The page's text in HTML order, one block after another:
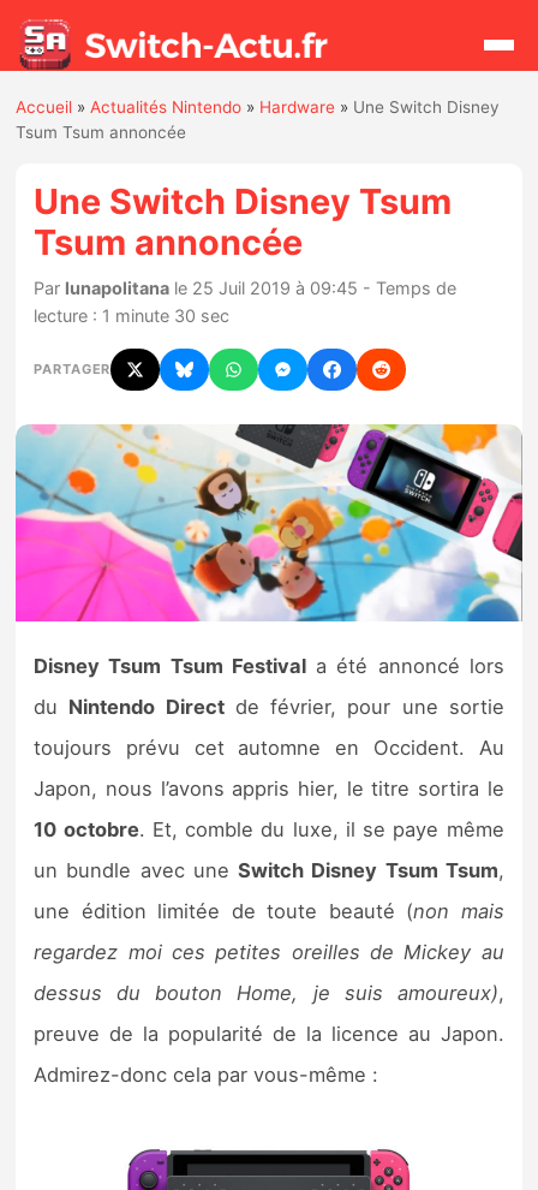
Actualités
Jeux
Hardware
Chiffres de ventes
Rumeurs
Nintendo Direct
Tests et previews
Tests de jeux
Tests d’accessoires
Autres tests
Previews
Précommandes
Précommandes jeux Switch 2
Bons plans
Accueil »Actualités Nintendo » Hardware » Une Switch Disney
Tsum Tsum annoncée
Une Switch Disney Tsum
Tsum annoncée
Par lunapolitana le 25 Juil 2019 à 09:45 - Temps de
lecture : 1 minute 30 sec
PARTAGER
Disney Tsum Tsum Festivala été annoncé lors
du Nintendo Directde février, pour une sortie
toujours prévu cet automne en Occident. Au
Japon, nous l’avons appris hier, le titre sortira le
10 octobre. Et, comble du luxe, il se paye même
un bundle avec uneSwitch Disney Tsum Tsum,
une édition limitée de toute beauté (non mais
regardez moi ces petites oreilles de Mickey au
dessus du bouton Home, je suis amoureux),
preuve de la popularité de la licence au Japon.
Admirez-donc cela par vous-même :